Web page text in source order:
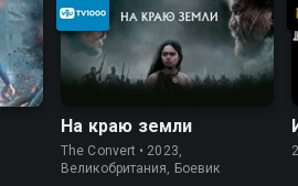
На краю земли
The Convert • 2023,
Великобритания, Боевик